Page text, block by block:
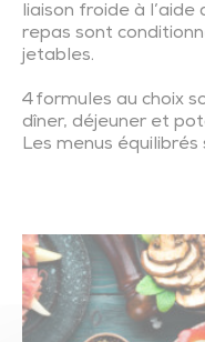
Enfance –
Mobilités –
Abbaye de Trizay
Sentiers de
liaison froide à l’aide
repas sont
jetables.
4 formules au choix
dîner, déjeuner et
Les menus